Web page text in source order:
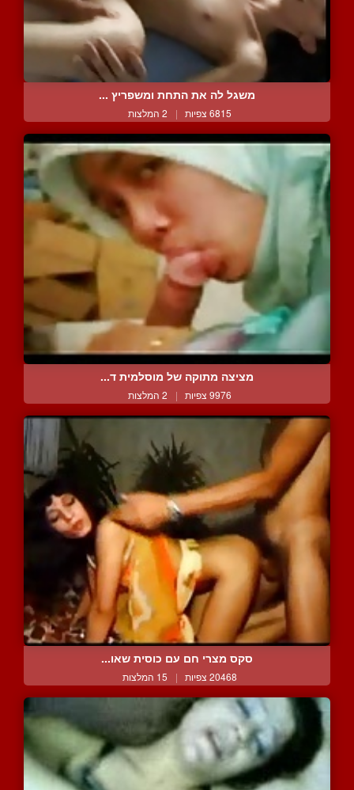
משגל לה את התחת ומשפריץ ...
6815 צפיות | 2 המלצות
מציצה מתוקה של מוסלמית ד...
9976 צפיות | 2 המלצות
סקס מצרי חם עם כוסית שאו...
20468 צפיות | 15 המלצות